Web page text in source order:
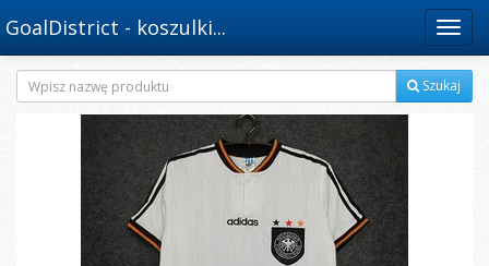
Menu
GoalDistrict - koszulki...
Szukaj